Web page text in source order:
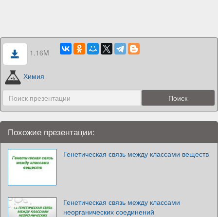
1.16M
Химия
Похожие презентации:
Генетическая связь между классами веществ
Генетическая связь между классами
неорганических соединений